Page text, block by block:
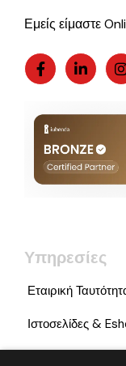
Εμείς είμαστε
Υπηρεσίες
Εταιρική
Ιστοσελίδες &